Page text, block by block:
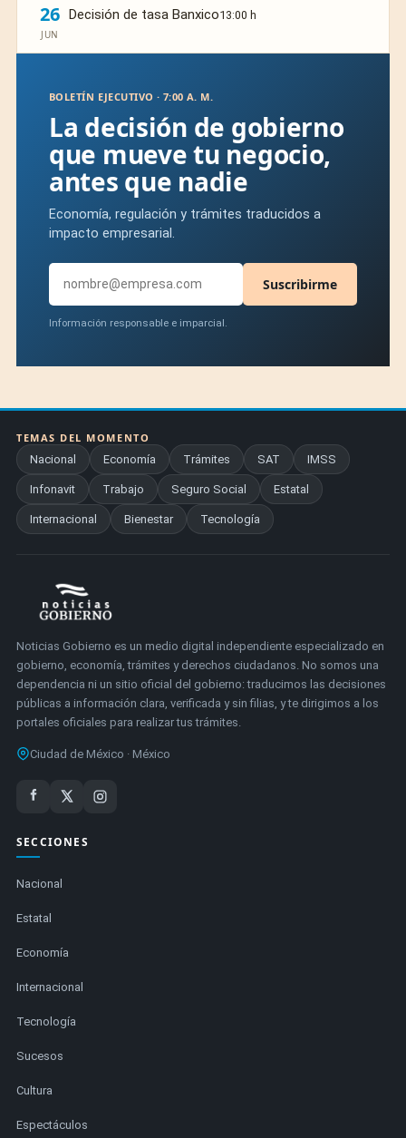
26
JUN
Decisión de tasa Banxico13:00 h
BOLETÍN EJECUTIVO · 7:00 A. M.
La decisión de gobierno
que mueve tu negocio,
antes que nadie
Economía, regulación y trámites traducidos a
impacto empresarial.
Suscribirme
Información responsable e imparcial.
TEMAS DEL MOMENTO
Nacional
Economía Trámites SAT IMSS
Infonavit Trabajo Seguro Social Estatal
Internacional Bienestar Tecnología
Noticias Gobierno es un medio digital independiente especializado en
gobierno, economía, trámites y derechos ciudadanos. No somos una
dependencia ni un sitio oficial del gobierno: traducimos las decisiones
públicas a información clara, verificada y sin filias, y te dirigimos a los
portales oficiales para realizar tus trámites.
Ciudad de México · México
SECCIONES
Nacional
Estatal
Economía
Internacional
Tecnología
Sucesos
Cultura
Espectáculos